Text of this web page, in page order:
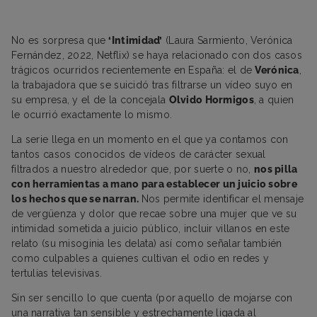
No es sorpresa que‘Intimidad’ (Laura Sarmiento, Verónica
Fernández, 2022, Netflix) se haya relacionado con dos casos
trágicos ocurridos recientemente en España: el deVerónica
la trabajadora que se suicidó tras filtrarse un vídeo suyo en
su empresa, y el de la concejala Olvido Hormigos, a quien
le ocurrió exactamente lo mismo.
La serie llega en un momento en el que ya contamos con
tantos casos conocidos de vídeos de carácter sexual
filtrados a nuestro alrededor que, por suerte o no, nos pilla
con herramientas a mano para establecer un juicio sobre
los hechos que se narran. Nos permite identificar el mensaje
de vergüenza y dolor que recae sobre una mujer que ve su
intimidad sometida a juicio público, incluir villanos en este
relato (su misoginia les delata) así como señalar también
como culpables a quienes cultivan el odio en redes y
tertulias televisivas.
Sin ser sencillo lo que cuenta (por aquello de mojarse con
una narrativa tan sensible y estrechamente ligada al